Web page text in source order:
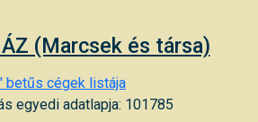
(Marcsek és társa)
betűs cégek listája
egyedi adatlapja: 101785